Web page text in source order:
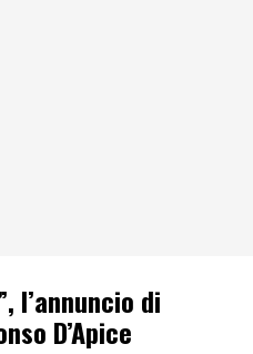
l’annuncio di
D’Apice